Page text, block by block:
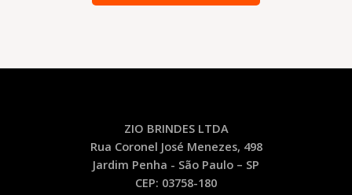
ZIO BRINDES LTDA
Rua Coronel José Menezes, 498
Jardim Penha - São Paulo – SP
CEP: 03758-180